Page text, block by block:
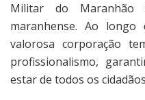
Militar do Maranhão
maranhense. Ao
valorosa corporação
profissionalismo,
estar de todos os